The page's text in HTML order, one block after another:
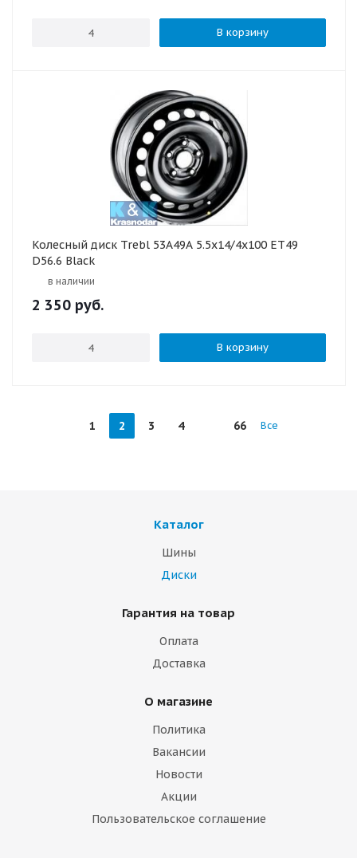
В корзину
Колесный диск Trebl 53A49A 5.5x14/4x100 ET49
D56.6 Black
в наличии
2 350 руб.
В корзину
1 2 3 4 66 Все
Каталог
Шины
Диски
Гарантия на товар
Оплата
Доставка
О магазине
Политика
Вакансии
Новости
Акции
Пользовательское соглашение